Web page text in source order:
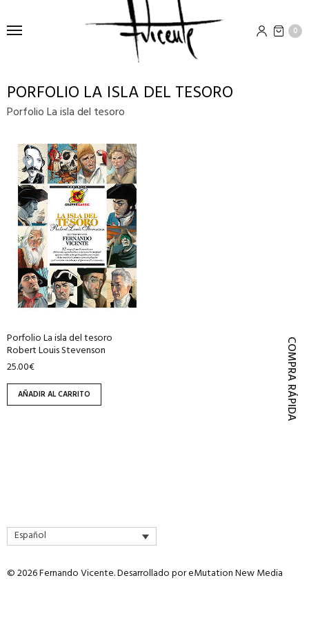
0
PORFOLIO LA ISLA DEL TESORO
Porfolio La isla del tesoro
Porfolio La isla del tesoro
Robert Louis Stevenson
25.00€
AÑADIR AL CARRITO COMPRA RÁPIDA
Español
© 2026 Fernando Vicente. Desarrollado poreMutation New Media